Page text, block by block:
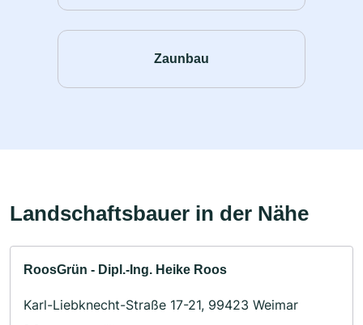
Zaunbau
Landschaftsbauer in der Nähe
RoosGrün - Dipl.-Ing. Heike Roos
Karl-Liebknecht-Straße 17-21, 99423 Weimar